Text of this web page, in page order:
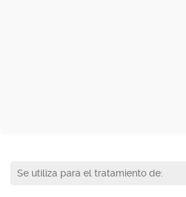
Se utiliza para el tratamiento de: